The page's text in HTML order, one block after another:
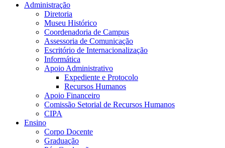
Administração
Diretoria
Museu Histórico
Coordenadoria de Campus
Assessoria de Comunicação
Escritório de Internacionalização
Informática
Apoio Administrativo
Expediente e Protocolo
Recursos Humanos
Apoio Financeiro
Comissão Setorial de Recursos Humanos
CIPA
Ensino
Corpo Docente
Graduação